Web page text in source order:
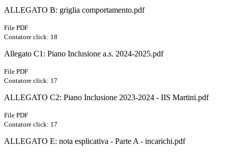
ALLEGATO B: griglia comportamento.pdf
File PDF
Contatore click: 18
Allegato C1: Piano Inclusione a.s. 2024-2025.pdf
File PDF
Contatore click: 17
ALLEGATO C2: Piano Inclusione 2023-2024 - IIS Martini.pdf
File PDF
Contatore click: 17
ALLEGATO E: nota esplicativa - Parte A - incarichi.pdf